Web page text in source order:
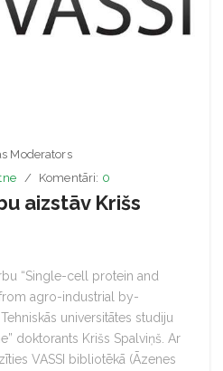
Moderators
Komentāri: 0
aizstāv Krišs
“Single-cell protein and
agro-industrial by-
universitātes studiju
doktorants Krišs Spalviņš. Ar
VASSI bibliotēkā (Āzenes